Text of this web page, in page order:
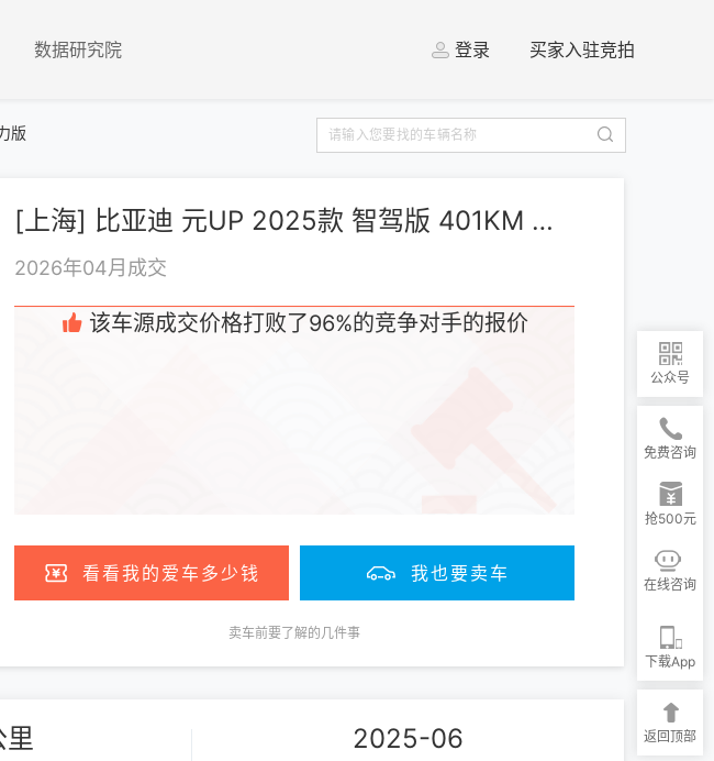
数据研究院 登录 买家入驻竞拍
版
[上海] 比亚迪 元UP 2025款 智驾版 401KM 活力版
2026年04月成交
该车源成交价格打败了96%的竞争对手的报价
看看我的爱车多少钱 我也要卖车
卖车前要了解的几件事
里 2025-06
公众号
免费咨询
抢500元
在线咨询
下载App
返回顶部